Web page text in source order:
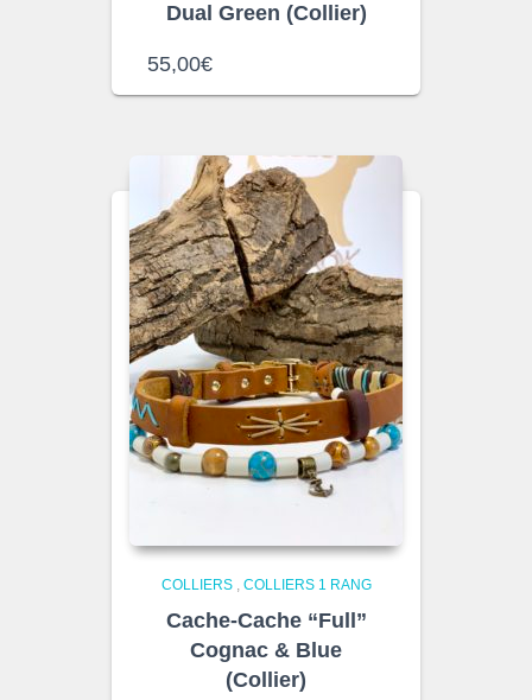
Dual Green (Collier)
55,00€
COLLIERS, COLLIERS 1 RANG
Cache-Cache “Full”
Cognac & Blue
(Collier)